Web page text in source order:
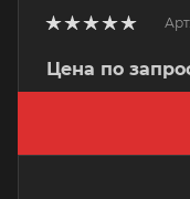
Цена по